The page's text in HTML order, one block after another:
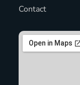
Contact